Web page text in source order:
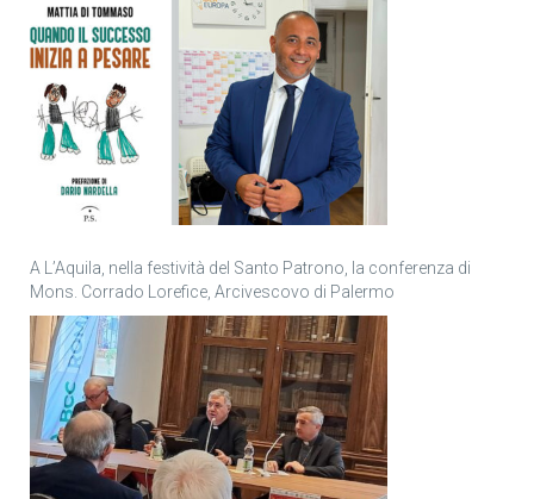
A L’Aquila, nella festività del Santo Patrono, la conferenza di
Mons. Corrado Lorefice, Arcivescovo di Palermo